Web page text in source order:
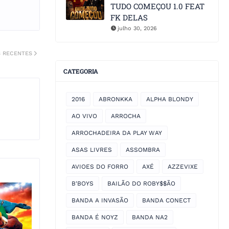
RECENTES
TUDO COMEÇOU 1.0 FEAT
FK DELAS
julho 30, 2026
CATEGORIA
2016 ABRONKKA ALPHA BLONDY
AO VIVO ARROCHA
ARROCHADEIRA DA PLAY WAY
ASAS LIVRES ASSOMBRA
AVIOES DO FORRO AXÉ AZZEVIXE
B'BOYS BAILÃO DO ROBY$$ÃO
BANDA A INVASÃO BANDA CONECT
BANDA É NOYZ BANDA NA2